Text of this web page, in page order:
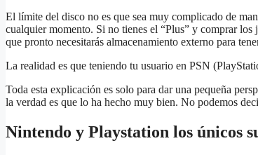
El límite del disco no es que sea muy complicado de
cualquier momento. Si no tienes el “Plus” y comprar los
que pronto necesitarás almacenamiento externo para
La realidad es que teniendo tu usuario en PSN
Toda esta explicación es solo para dar una pequeña
la verdad es que lo ha hecho muy bien. No podemos
Nintendo y Playstation los únicos